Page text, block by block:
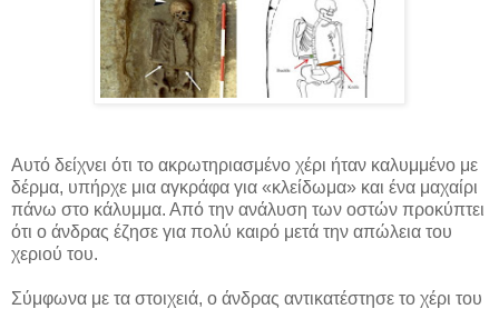
Αυτό δείχνει ότι το ακρωτηριασμένο χέρι ήταν καλυμμένο με
δέρμα, υπήρχε μια αγκράφα για «κλείδωμα» και ένα μαχαίρι
πάνω στο κάλυμμα. Από την ανάλυση των οστών προκύπτει
ότι ο άνδρας έζησε για πολύ καιρό μετά την απώλεια του
χεριού του.
Σύμφωνα με τα στοιχειά, ο άνδρας αντικατέστησε το χέρι του